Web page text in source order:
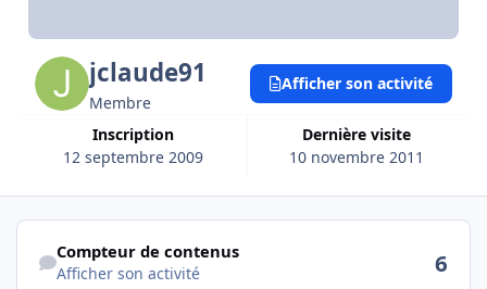
jclaude91
Membre
Inscription
12 septembre 2009
Dernière visite
10 novembre 2011
Afficher son activité
Afficher son activité
Compteur de contenus
Afficher son activité 6